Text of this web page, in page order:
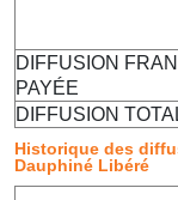
DIFFUSION
PAYÉE
DIFFUSION
Historique des
Dauphiné Libéré